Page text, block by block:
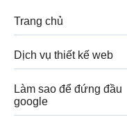
Trang chủ
Dịch vụ thiết kế web
Làm sao để đứng đầu
google